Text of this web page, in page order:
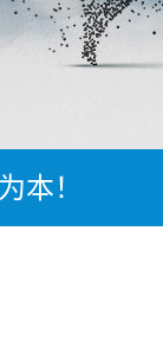
本！